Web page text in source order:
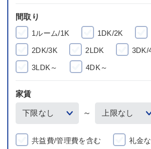
間取り
1ルーム/1K
1DK/2K
2DK/3K 2LDK 3DK/
3LDK～ 4DK～
家賃
～
共益費/管理費を含む 礼金